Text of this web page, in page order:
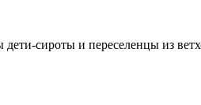
сироты и переселенцы из